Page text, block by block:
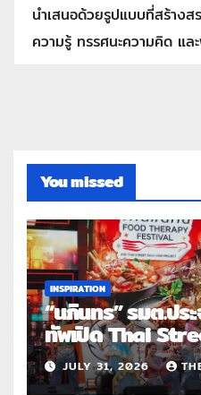
นำเสนอด้วยรูปแบบที่สร้างส
ความรู้ ทรรศนะความคิด แล
You missed
INSPIRATION
“นภินทร” รมต.ปร
ทัพเปิด Thai
Roadshow 3 จั
JULY 31, 2026